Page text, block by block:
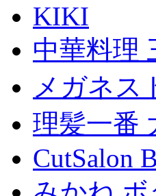
KIKI
中華料理
メガネス
理髪一番
CutSalon